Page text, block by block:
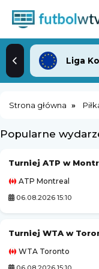
Liga
Strona główna
Popularne
Turniej ATP w
ATP Montreal
06.08.2026 15:10
Turniej WTA w
WTA Toronto